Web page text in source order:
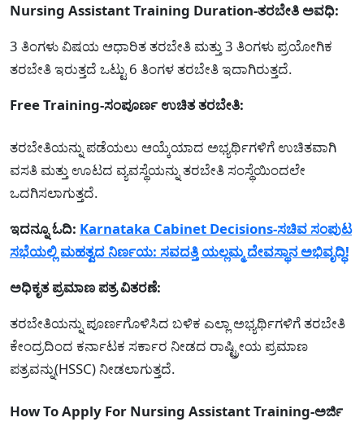
Nursing Assistant Training Duration-ತರಬೇತಿ ಅವಧಿ:
3 ತಿಂಗಳು ವಿಷಯ ಆಧಾರಿತ ತರಬೇತಿ ಮತ್ತು 3 ತಿಂಗಳು ಪ್ರಯೋಗಿಕ
ತರಬೇತಿ ಇರುತ್ತದೆ ಒಟ್ಟು 6 ತಿಂಗಳ ತರಬೇತಿ ಇದಾಗಿರುತ್ತದೆ.
Free Training-ಸಂಪೂರ್ಣ ಉಚಿತ ತರಬೇತಿ:
ತರಬೇತಿಯನ್ನು ಪಡೆಯಲು ಆಯ್ಕೆಯಾದ ಅಭ್ಯರ್ಥಿಗಳಿಗೆ ಉಚಿತವಾಗಿ
ವಸತಿ ಮತ್ತು ಊಟದ ವ್ಯವಸ್ಥೆಯನ್ನು ತರಬೇತಿ ಸಂಸ್ಥೆಯಿಂದಲೇ
ಒದಗಿಸಲಾಗುತ್ತದೆ.
ಇದನ್ನೂ ಓದಿ: Karnataka Cabinet Decisions-ಸಚಿವ ಸಂಪುಟ
ಸಭೆಯಲ್ಲಿ ಮಹತ್ವದ ನಿರ್ಣಯ: ಸವದತ್ತಿ ಯಲ್ಲಮ್ಮ ದೇವಸ್ಥಾನ ಅಭಿವೃದ್ಧಿ!
ಅಧಿಕೃತ ಪ್ರಮಾಣ ಪತ್ರ ವಿತರಣೆ:
ತರಬೇತಿಯನ್ನು ಪೂರ್ಣಗೊಳಿಸಿದ ಬಳಿಕ ಎಲ್ಲಾ ಅಭ್ಯರ್ಥಿಗಳಿಗೆ ತರಬೇತಿ
ಕೇಂದ್ರದಿಂದ ಕರ್ನಾಟಕ ಸರ್ಕಾರ ನೀಡದ ರಾಷ್ಟ್ರೀಯ ಪ್ರಮಾಣ
ಪತ್ರವನ್ನು(HSSC) ನೀಡಲಾಗುತ್ತದೆ.
How To Apply For Nursing Assistant Training-ಅರ್ಜಿ